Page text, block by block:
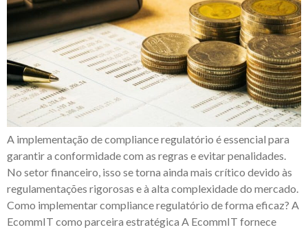
A implementação de compliance regulatório é essencial para
garantir a conformidade com as regras e evitar penalidades.
No setor financeiro, isso se torna ainda mais crítico devido às
regulamentações rigorosas e à alta complexidade do mercado.
Como implementar compliance regulatório de forma eficaz? A
EcommIT como parceira estratégica A EcommIT fornece